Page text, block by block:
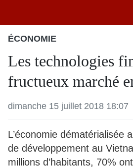
ÉCONOMIE
Les technologies
fructueux marché
dimanche 15 juillet 2018 18:07
L’économie dématérialisée
de développement au
millions d’habitants, 70%